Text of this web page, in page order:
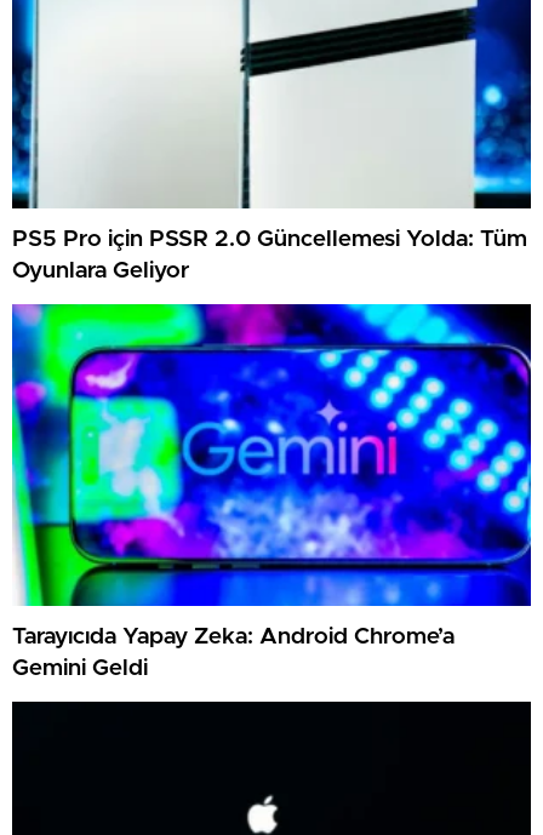
PS5 Pro için PSSR 2.0 Güncellemesi Yolda: Tüm
Oyunlara Geliyor
Tarayıcıda Yapay Zeka: Android Chrome’a
Gemini Geldi